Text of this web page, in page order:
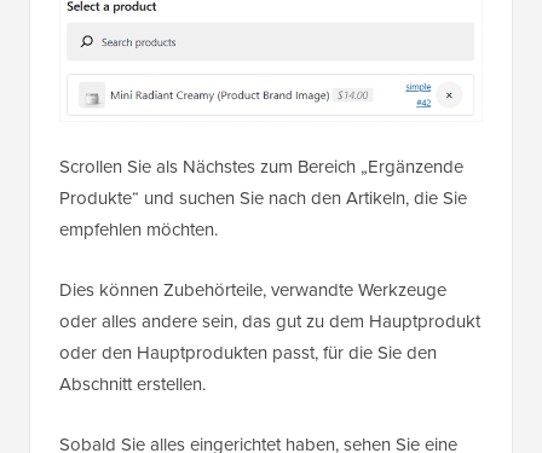
Scrollen Sie als Nächstes zum Bereich „Ergänzende
Produkte“ und suchen Sie nach den Artikeln, die Sie
empfehlen möchten.
Dies können Zubehörteile, verwandte Werkzeuge
oder alles andere sein, das gut zu dem Hauptprodukt
oder den Hauptprodukten passt, für die Sie den
Abschnitt erstellen.
Sobald Sie alles eingerichtet haben, sehen Sie eine